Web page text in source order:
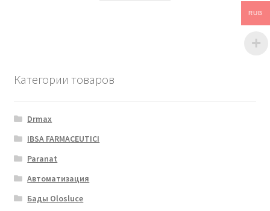
Категории товаров
Drmax
IBSA FARMACEUTICI
Paranat
Автоматизация
Бады Olosluce
RUB